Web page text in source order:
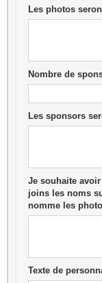
Les photos
Nombre de
Les sponsors
Je souhaite
joins les noms
nomme les
Texte de